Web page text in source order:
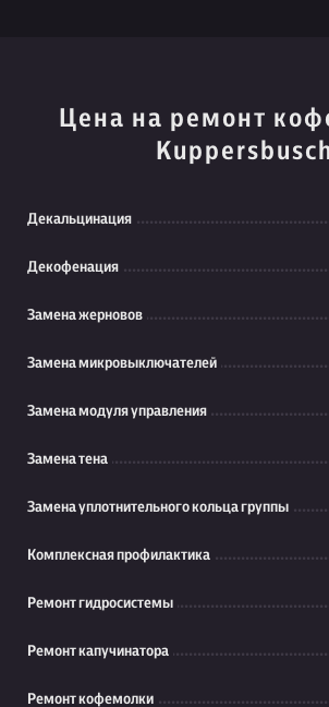
Цена на ремонт
Декальцинация
Декофенация
Замена жерновов
Замена микровыключателей
Замена модуля управления
Замена тена
Замена уплотнительного кольца группы
Комплексная профилактика
Ремонт гидросистемы
Ремонт капучинатора
Ремонт кофемолки